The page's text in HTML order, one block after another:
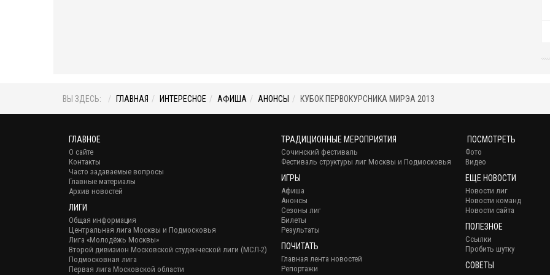
ВЫ ЗДЕСЬ: ГЛАВНАЯ ИНТЕРЕСНОЕ АФИША АНОНСЫ КУБОК ПЕРВОКУРСНИКА МИРЭА 2013
ГЛАВНОЕ
О сайте
Контакты
Часто задаваемые вопросы
Главные материалы
Архив новостей
ЛИГИ
Общая информация
Центральная лига Москвы и Подмосковья
Лига «Молодёжь Москвы»
Второй дивизион Московской студенческой лиги (МСЛ-2)
Подмосковная лига
Первая лига Московской области
ТРАДИЦИОННЫЕ МЕРОПРИЯТИЯ
Сочинский фестиваль
Фестиваль структуры лиг Москвы и Подмосковья
ИГРЫ
Афиша
Анонсы
Сезоны лиг
Билеты
Результаты
ПОЧИТАТЬ
Главная лента новостей
Репортажи
ПОСМОТРЕТЬ
Фото
Видео
ЕЩЕ НОВОСТИ
Новости лиг
Новости команд
Новости сайта
ПОЛЕЗНОЕ
Ссылки
Пробить шутку
СОВЕТЫ